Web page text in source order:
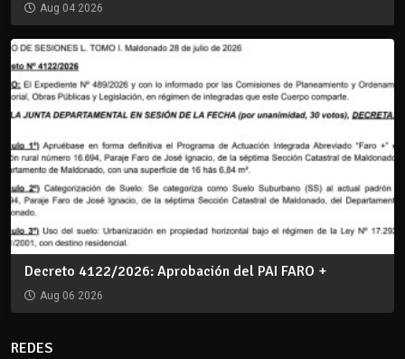
Aug 04 2026
Decreto 4122/2026: Aprobación del PAI FARO +
Aug 06 2026
REDES